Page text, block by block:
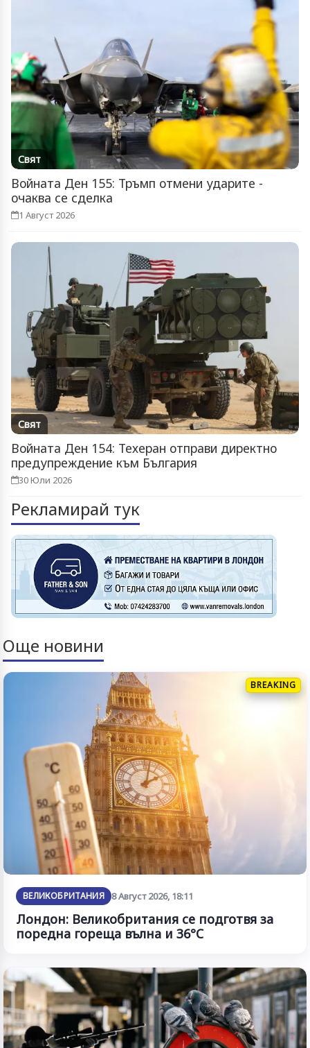
Свят
Войната Ден 155: Тръмп отмени ударите -
очаква се сделка
1 Август 2026
Свят
Войната Ден 154: Техеран отправи директно
предупреждение към България
30 Юли 2026
Рекламирай тук
Още новини
BREAKING
ВЕЛИКОБРИТАНИЯ 8 Август 2026, 18:11
Лондон: Великобритания се подготвя за
поредна гореща вълна и 36°C